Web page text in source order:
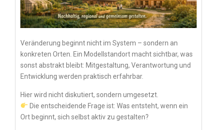
Veränderung beginnt nicht im System – sondern an
konkreten Orten. Ein Modellstandort macht sichtbar, was
sonst abstrakt bleibt: Mitgestaltung, Verantwortung und
Entwicklung werden praktisch erfahrbar.
Hier wird nicht diskutiert, sondern umgesetzt.
Die entscheidende Frage ist: Was entsteht, wenn ein
Ort beginnt, sich selbst aktiv zu gestalten?